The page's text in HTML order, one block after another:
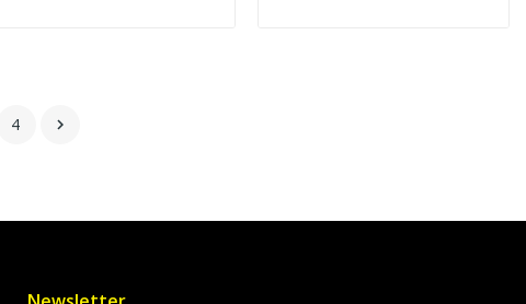
4 